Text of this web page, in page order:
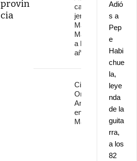
provin
cia
cantaor
jerezano
Manuel
Malena
a los 67
años
Cita con
Omega 30
Aniversario
en Starlite
Marbella
Adió
s a
Pep
e
Habi
chue
la,
leye
nda
de la
guita
rra,
a los
82